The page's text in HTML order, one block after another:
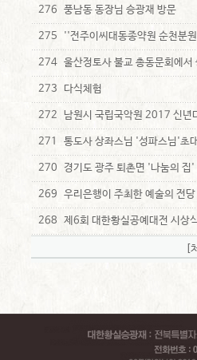
276 풍남동 동장님 승광재 방문
275 ''전주이씨대동종약원 순천분
274 울산정토사 불교 총동문회에서
273 다식체험
272 남원시 국립국악원 2017 신년
271 통도사 상좌스님 '성파스님'초
270 경기도 광주 퇴촌면 '나눔의 집'
269 우리은행이 주최한 예술의 전
268 제6회 대한황실공예대전 시상
[